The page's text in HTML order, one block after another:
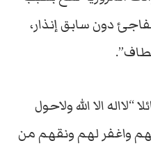
دون سابق إنذار،
الا الله ولاحول
واغفر لهم ونقهم من